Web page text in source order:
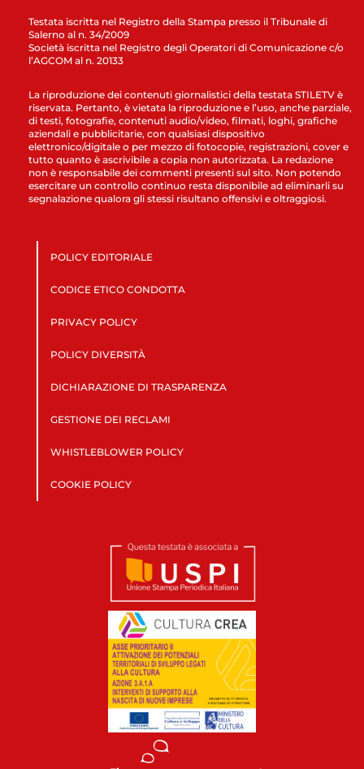
Testata iscritta nel Registro della Stampa presso il Tribunale di
Salerno al n. 34/2009
Società iscritta nel Registro degli Operatori di Comunicazione c/o
l’AGCOM al n. 20133
La riproduzione dei contenuti giornalistici della testata STILETV è
riservata. Pertanto, è vietata la riproduzione e l’uso, anche parziale,
di testi, fotografie, contenuti audio/video, filmati, loghi, grafiche
aziendali e pubblicitarie, con qualsiasi dispositivo
elettronico/digitale o per mezzo di fotocopie, registrazioni, cover e
tutto quanto è ascrivibile a copia non autorizzata. La redazione
non è responsabile dei commenti presenti sul sito. Non potendo
esercitare un controllo continuo resta disponibile ad eliminarli su
segnalazione qualora gli stessi risultano offensivi e oltraggiosi.
POLICY EDITORIALE
CODICE ETICO CONDOTTA
PRIVACY POLICY
POLICY DIVERSITÀ
DICHIARAZIONE DI TRASPARENZA
GESTIONE DEI RECLAMI
WHISTLEBLOWER POLICY
COOKIE POLICY